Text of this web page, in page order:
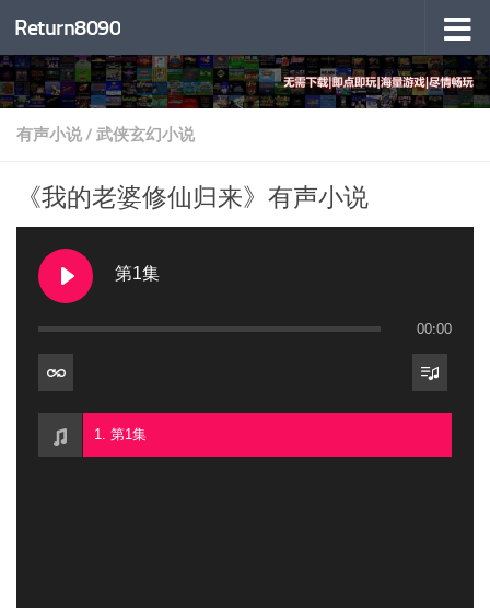
跳至内容
Return8090
有声小说/ 武侠玄幻小说
《我的老婆修仙归来》有声小说
第1集
00:00
1. 第1集